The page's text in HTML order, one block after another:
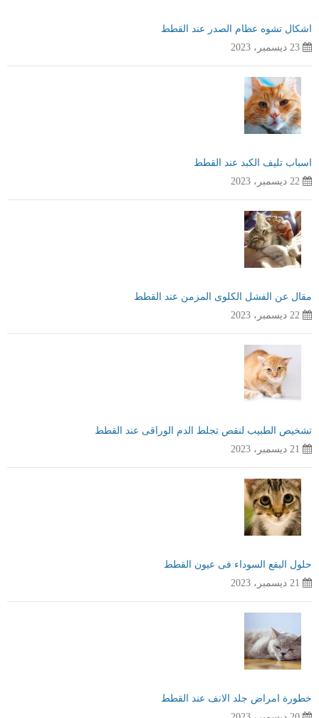
اشكال تشوه عظام الصدر عند القطط
23 ديسمبر، 2023
اسباب تليف الكبد عند القطط
22 ديسمبر، 2023
مقال عن الفشل الكلوى المزمن عند القطط
22 ديسمبر، 2023
تشخيص الطبيب لنقص تجلط الدم الوراقى عند القطط
21 ديسمبر، 2023
حلول البقع السوداء فى عيون القطط
21 ديسمبر، 2023
خطورة امراض جلد الانف عند القطط